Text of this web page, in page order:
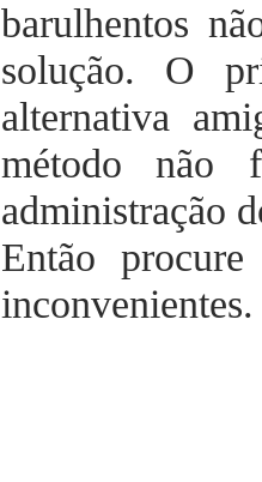
barulhentos
solução. O
alternativa
método não
administração
Então